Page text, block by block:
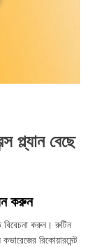
প্ল্যান বেছে
করুন
বিবেচনা করুন। রুটিন
রিকোয়ারমেন্ট